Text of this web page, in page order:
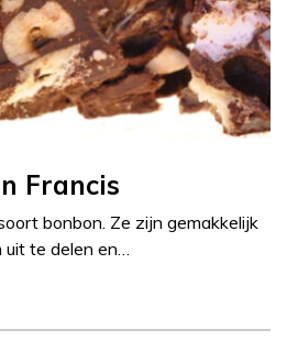
Francis
bonbon. Ze zijn gemakkelijk
uit te delen en…